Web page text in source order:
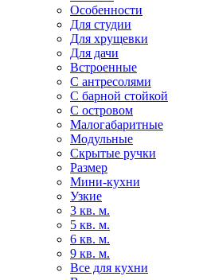
Особенности
Для студии
Для хрущевки
Для дачи
Встроенные
С антресолями
С барной стойкой
С островом
Малогабаритные
Модульные
Скрытые ручки
Размер
Мини-кухни
Узкие
3 кв. м.
5 кв. м.
6 кв. м.
9 кв. м.
Все для кухни